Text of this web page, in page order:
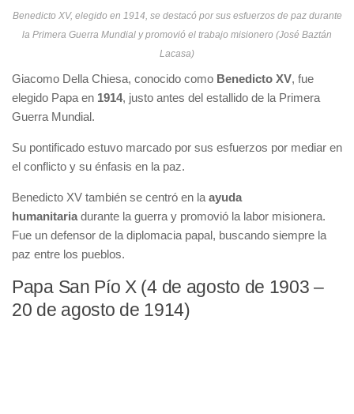
Benedicto XV, elegido en 1914, se destacó por sus esfuerzos de paz durante
la Primera Guerra Mundial y promovió el trabajo misionero (José Baztán
Lacasa)
Giacomo Della Chiesa, conocido como Benedicto XV, fue
elegido Papa en 1914, justo antes del estallido de la Primera
Guerra Mundial.
Su pontificado estuvo marcado por sus esfuerzos por mediar en
el conflicto y su énfasis en la paz.
Benedicto XV también se centró en la ayuda
humanitaria durante la guerra y promovió la labor misionera.
Fue un defensor de la diplomacia papal, buscando siempre la
paz entre los pueblos.
Papa San Pío X (4 de agosto de 1903 –
20 de agosto de 1914)